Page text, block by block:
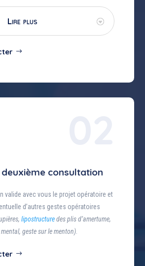
Lire plus
consultation
valide avec vous le projet opératoire et
d’autres gestes opératoires
lipostructuredes plis d’amertume,
geste sur le menton).